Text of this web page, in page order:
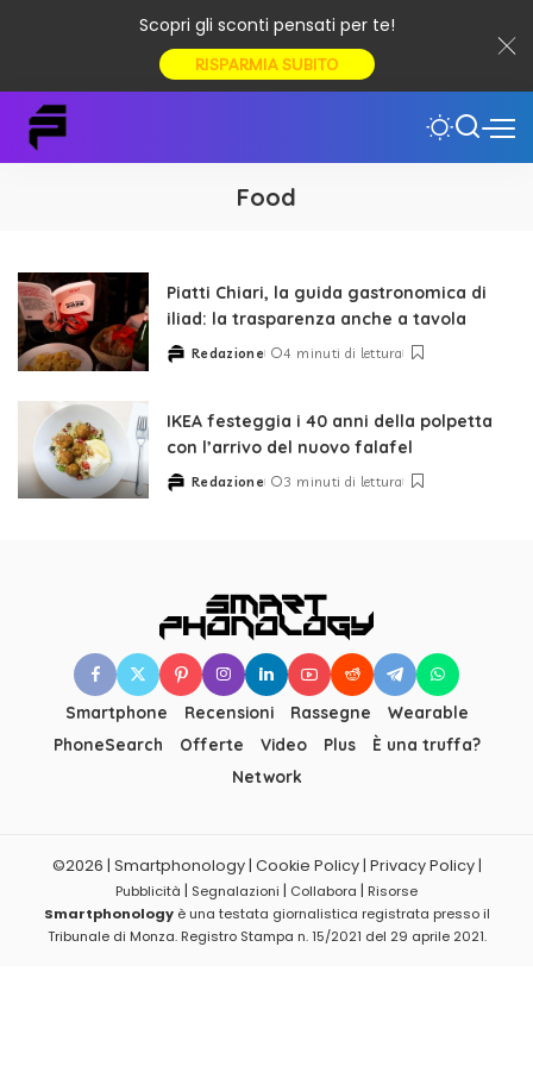
Scopri gli sconti pensati per te!
RISPARMIA SUBITO
Food
Piatti Chiari, la guida gastronomica di
iliad: la trasparenza anche a tavola
Posted
Redazione 4 minuti di lettura
IKEA festeggia i 40 anni della polpetta
con l’arrivo del nuovo falafel
Posted
Redazione 3 minuti di lettura
Smartphone Recensioni Rassegne
Wearable
PhoneSearch
Offerte Video Plus
È una truffa?
Network
©2026 | Smartphonology | Cookie Policy | Privacy Policy |
Pubblicità | Segnalazioni | Collabora | Risorse
Smartphonologyè una testata giornalistica registrata presso il
Tribunale di Monza. Registro Stampa n. 15/2021 del 29 aprile 2021.